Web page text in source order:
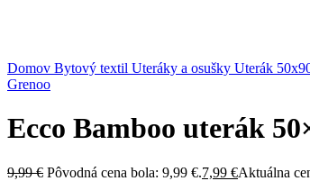
Domov Bytový textil Uteráky a osušky Uterák
Grenoo
Ecco Bamboo uterák
9,99€ Pôvodná cena bola: 9,99 €.7,99 €Aktuálna